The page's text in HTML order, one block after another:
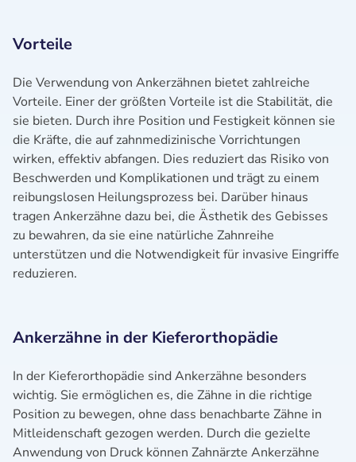
Vorteile
Die Verwendung von Ankerzähnen bietet zahlreiche
Vorteile. Einer der größten Vorteile ist die Stabilität, die
sie bieten. Durch ihre Position und Festigkeit können sie
die Kräfte, die auf zahnmedizinische Vorrichtungen
wirken, effektiv abfangen. Dies reduziert das Risiko von
Beschwerden und Komplikationen und trägt zu einem
reibungslosen Heilungsprozess bei. Darüber hinaus
tragen Ankerzähne dazu bei, die Ästhetik des Gebisses
zu bewahren, da sie eine natürliche Zahnreihe
unterstützen und die Notwendigkeit für invasive Eingriffe
reduzieren.
Ankerzähne in der Kieferorthopädie
In der Kieferorthopädie sind Ankerzähne besonders
wichtig. Sie ermöglichen es, die Zähne in die richtige
Position zu bewegen, ohne dass benachbarte Zähne in
Mitleidenschaft gezogen werden. Durch die gezielte
Anwendung von Druck können Zahnärzte Ankerzähne